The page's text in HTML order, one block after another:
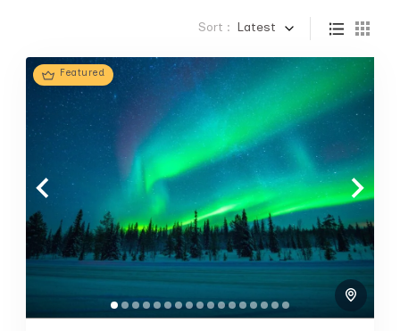
Sort : Latest
Featured